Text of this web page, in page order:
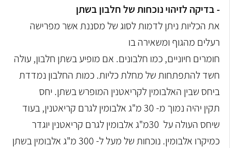
- בדיקה לזיהוי נוכחות של חלבון בשתן
את הכליות ניתן לדמות לסוג של מסננת אשר מפרישה
רעלים מהגוף ומשאירה בו
חומרים חיוניים, כמו חלבונים. אם מופיע בשתן חלבון, עולה
חשד להתפתחות של מחלת כליות.כמות החלבון נמדדת
ביחס שבין האלבומין לקריאטנין המופרש בשתן. יחס
תקין
יהיה נמוך מ- 30 מ"ג אלבומין לגרם קריאטנין, בעוד
שיחס העולה על 30מ"ג
אלבומין לגרם קריאטנין יוגדר
כמיקרו אלבומין. נוכחות של מעל ל- 300 מ"ג אלבומין
בשתן